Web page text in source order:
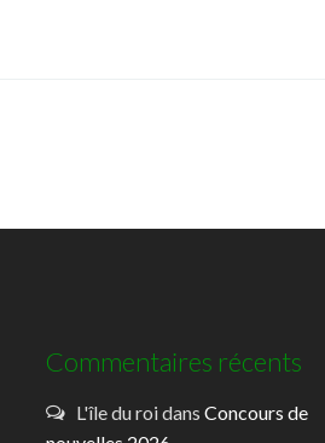
Commentaires récents
L'île du roidans Concours de